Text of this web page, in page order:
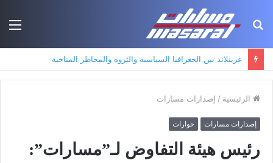
بحث
الرئيسية / إصدارات مسارات
إصدارات مسارات حوارات
رئيس هيئة التفاوض لـ”مسارات”: